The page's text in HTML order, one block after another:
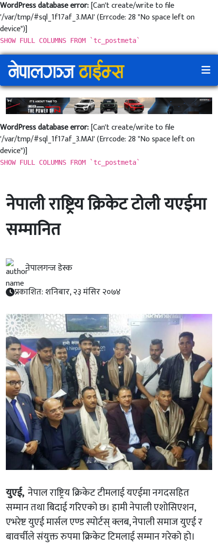
WordPress database error:[Can't create/write to file
'/var/tmp/#sql_1f17af_3.MAI' (Errcode: 28 "No space left on
device")]
SHOW FULL COLUMNS FROM `tc_postmeta`
WordPress database error:[Can't create/write to file
'/var/tmp/#sql_1f17af_3.MAI' (Errcode: 28 "No space left on
device")]
SHOW FULL COLUMNS FROM `tc_postmeta`
नेपाली राष्ट्रिय क्रिकेट टाेली यएईमा
सम्मानित
नेपालगन्ज डेस्क
प्रकाशित: शनिबार, २३ मंसिर २०७४
युएई, नेपाल राष्ट्रिय क्रिकेट टीमलाई यएईमा नगदसहित
सम्मान तथा बिदाई गरिएको छ। हामी नेपाली एशोसिएशन,
एभरेष्ट युएई मार्सल एण्ड स्पोर्टस् क्लब, नेपाली समाज युएई र
बावर्चीले संयुक्त रुपमा क्रिकेट टिमलाई सम्मान गरेको हो।